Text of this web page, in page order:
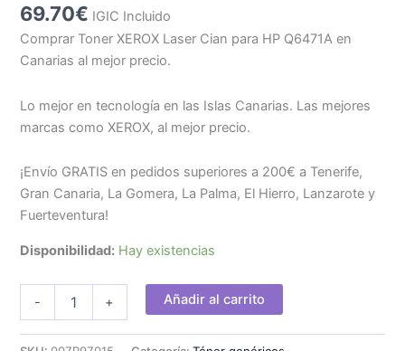
69.70€ IGIC Incluido
Comprar Toner XEROX Laser Cian para HP Q6471A en
Canarias al mejor precio.
Lo mejor en tecnología en las Islas Canarias. Las mejores
marcas como XEROX, al mejor precio.
¡Envío GRATIS en pedidos superiores a 200€ a Tenerife,
Gran Canaria, La Gomera, La Palma, El Hierro, Lanzarote y
Fuerteventura!
Disponibilidad: Hay existencias
-
Cian
+ Añadir al carrito